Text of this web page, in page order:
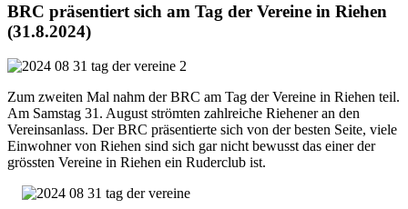
BRC präsentiert sich am Tag der Vereine in Riehen
(31.8.2024)
Zum zweiten Mal nahm der BRC am Tag der Vereine in Riehen teil.
Am Samstag 31. August strömten zahlreiche Riehener an den
Vereinsanlass. Der BRC präsentierte sich von der besten Seite, viele
Einwohner von Riehen sind sich gar nicht bewusst das einer der
grössten Vereine in Riehen ein Ruderclub ist.